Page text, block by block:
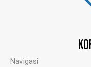
Navigasi